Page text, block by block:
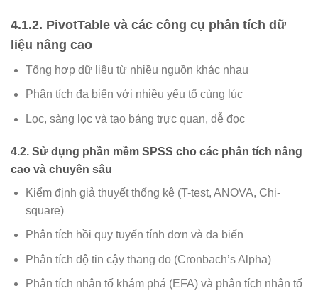
4.1.2. PivotTable và các công cụ phân tích dữ
liệu nâng cao
Tổng hợp dữ liệu từ nhiều nguồn khác nhau
Phân tích đa biến với nhiều yếu tố cùng lúc
Lọc, sàng lọc và tạo bảng trực quan, dễ đọc
4.2. Sử dụng phần mềm SPSS cho các phân tích nâng
cao và chuyên sâu
Kiểm định giả thuyết thống kê (T-test, ANOVA, Chi-
square)
Phân tích hồi quy tuyến tính đơn và đa biến
Phân tích độ tin cậy thang đo (Cronbach’s Alpha)
Phân tích nhân tố khám phá (EFA) và phân tích nhân tố